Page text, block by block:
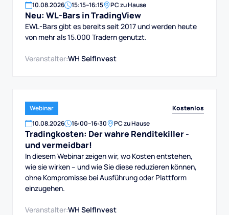
10.08.2026 15:15–16:15 PC zu Hause
Neu: WL-Bars in TradingView
EWL-Bars gibt es bereits seit 2017 und werden heute
von mehr als 15.000 Tradern genutzt.
Veranstalter:WH SelfInvest
Webinar
Kostenlos
10.08.2026 16:00–16:30 PC zu Hause
Tradingkosten: Der wahre Renditekiller -
und vermeidbar!
In diesem Webinar zeigen wir, wo Kosten entstehen,
wie sie wirken – und wie Sie diese reduzieren können,
ohne Kompromisse bei Ausführung oder Plattform
einzugehen.
Veranstalter:WH SelfInvest